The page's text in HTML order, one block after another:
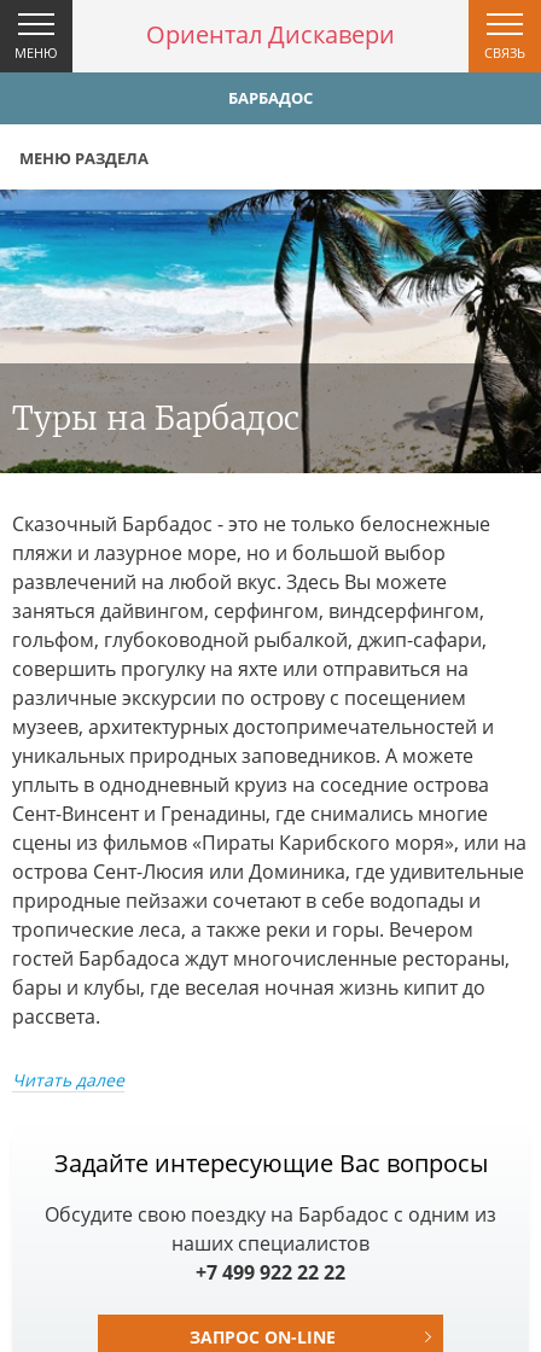
БАРБАДОС
МЕНЮ РАЗДЕЛА
Туры на Барбадос
Сказочный Барбадос - это не только белоснежные
пляжи и лазурное море, но и большой выбор
развлечений на любой вкус. Здесь Вы можете
заняться дайвингом, серфингом, виндсерфингом,
гольфом, глубоководной рыбалкой, джип-сафари,
совершить прогулку на яхте или отправиться на
различные экскурсии по острову с посещением
музеев, архитектурных достопримечательностей и
уникальных природных заповедников. А можете
уплыть в однодневный круиз на соседние острова
Сент-Винсент и Гренадины, где снимались многие
сцены из фильмов «Пираты Карибского моря», или на
острова Сент-Люсия или Доминика, где удивительные
природные пейзажи сочетают в себе водопады и
тропические леса, а также реки и горы. Вечером
гостей Барбадоса ждут многочисленные рестораны,
бары и клубы, где веселая ночная жизнь кипит до
рассвета.
Читать далее
Задайте интересующие Вас вопросы
Обсудите свою поездку на Барбадос с одним из
наших специалистов
+7 499 922 22 22
ЗАПРОС ON-LINE
МЕНЮ СВЯЗЬ
Ориентал Дискавери